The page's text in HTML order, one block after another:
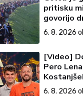
pritisku
govorijo
6. 8. 2026
[Video]
Pero
(Vroča
6. 8. 2026